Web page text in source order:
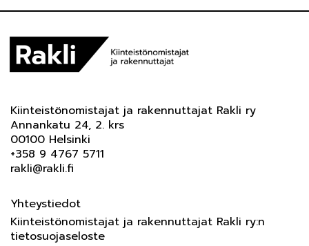
Kiinteistönomistajat ja rakennuttajat Rakli ry
Annankatu 24, 2. krs
00100 Helsinki
+358 9 4767 5711
rakli@rakli.fi
Yhteystiedot
Kiinteistönomistajat ja rakennuttajat Rakli ry:n
tietosuojaseloste